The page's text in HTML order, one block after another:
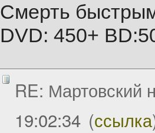
Смерть
DVD: 450+
RE: Мартовский
19:02:34 (ссылка